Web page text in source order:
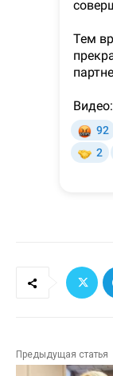
Предыдущая статья